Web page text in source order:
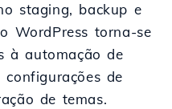
staging, backup e
WordPress torna-se
à automação de
configurações de
de temas.